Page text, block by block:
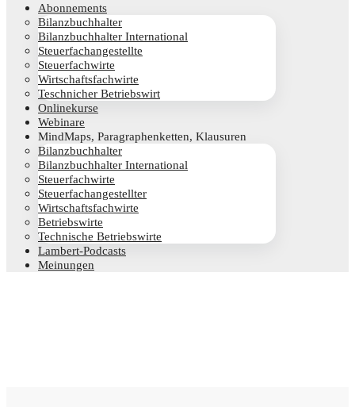
Abon­ne­ments
Bilanz­buch­hal­ter
Bilanz­buch­hal­ter International
Steu­er­fach­an­ge­stell­te
Steu­er­fach­wir­te
Wirt­schafts­fach­wir­te
Teschni­cher Betriebswirt
Online­kur­se
Web­i­na­re
Mind­Maps, Para­gra­phen­ket­ten, Klausuren
Bilanz­buch­hal­ter
Bilanz­buch­hal­ter International
Steu­er­fach­wir­te
Steu­er­fach­an­ge­stell­ter
Wirt­schafts­fach­wir­te
Betriebs­wir­te
Tech­ni­sche Betriebswirte
Lam­­bert-Pod­­casts
Mei­nun­gen